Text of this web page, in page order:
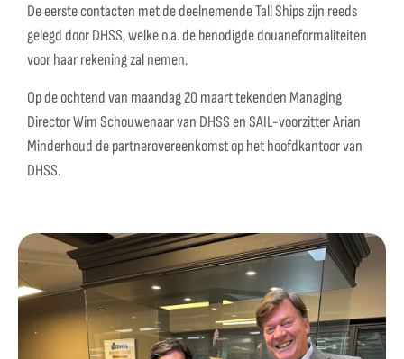
De eerste contacten met de deelnemende Tall Ships zijn reeds
gelegd door DHSS, welke o.a. de benodigde douaneformaliteiten
voor haar rekening zal nemen.
Op de ochtend van maandag 20 maart tekenden Managing
Director Wim Schouwenaar van DHSS en SAIL-voorzitter Arian
Minderhoud de partnerovereenkomst op het hoofdkantoor van
DHSS.